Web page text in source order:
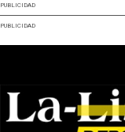
PUBLICIDAD
PUBLICIDAD